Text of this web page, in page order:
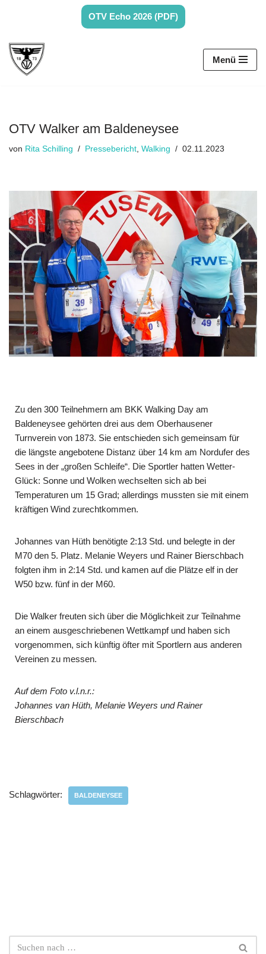
Inhalt
springen
OTV Echo 2026 (PDF)
Menü
OTV Walker am Baldeneysee
von Rita Schilling Pressebericht, Walking 02.11.2023
Zu den 300 Teilnehmern am BKK Walking Day am
Baldeneysee gehörten drei aus dem Oberhausener
Turnverein von 1873. Sie entschieden sich gemeinsam für
die längste angebotene Distanz über 14 km am Nordufer des
Sees in der „großen Schleife“. Die Sportler hatten Wetter-
Glück: Sonne und Wolken wechselten sich ab bei
Temperaturen um 15 Grad; allerdings mussten sie mit einem
kräftigen Wind zurechtkommen.
Johannes van Hüth benötigte 2:13 Std. und belegte in der
M70 den 5. Platz. Melanie Weyers und Rainer Bierschbach
folgten ihm in 2:14 Std. und kamen auf die Plätze elf in der
W50 bzw. fünf in der M60.
Die Walker freuten sich über die Möglichkeit zur Teilnahme
an einem ausgeschrie­benen Wettkampf und haben sich
vorgenommen, sich künftig öfter mit Sportlern aus anderen
Vereinen zu messen.
Auf dem Foto v.l.n.r.:
Johannes van Hüth, Melanie Weyers und Rainer
Bierschbach
Schlagwörter: BALDENEYSEE